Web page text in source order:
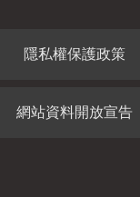
隱私權保護政策
網站資料開放宣告